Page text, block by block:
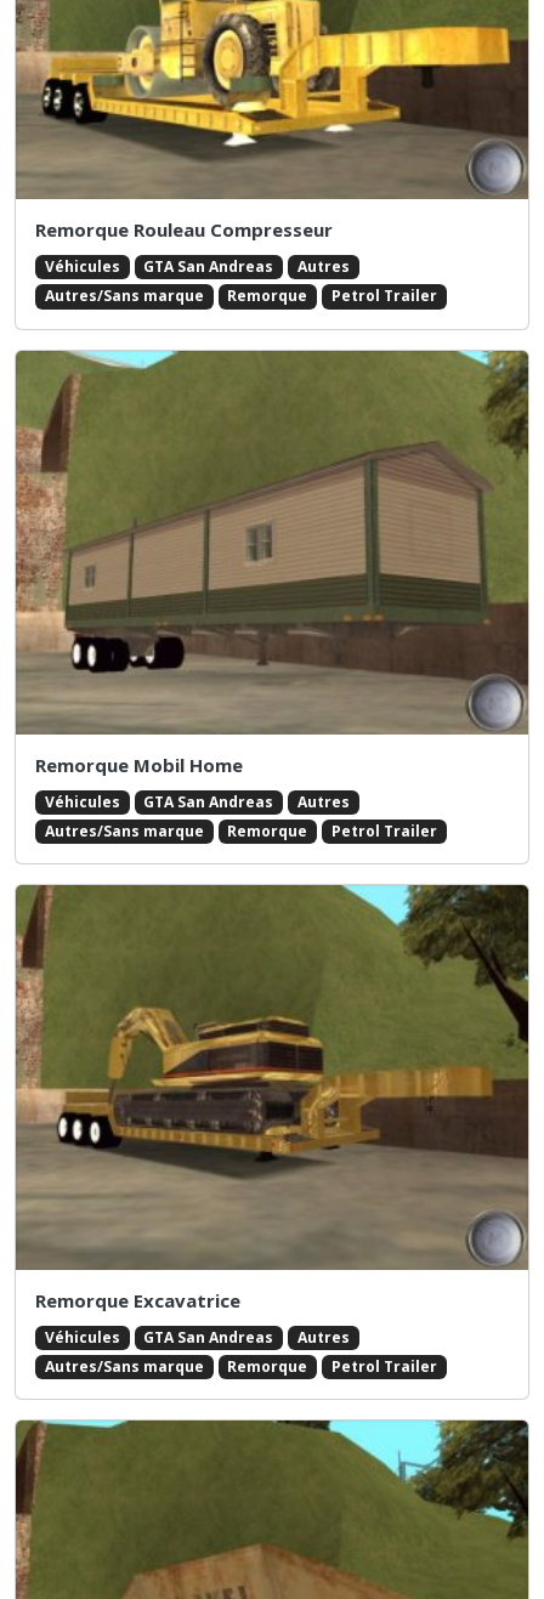
Remorque Rouleau Compresseur
Véhicules GTA San Andreas
Autres
Autres/Sans marque
Remorque Petrol Trailer
Remorque Mobil Home
Véhicules GTA San Andreas
Autres
Autres/Sans marque
Remorque Petrol Trailer
Remorque Excavatrice
Véhicules GTA San Andreas
Autres
Autres/Sans marque
Remorque Petrol Trailer